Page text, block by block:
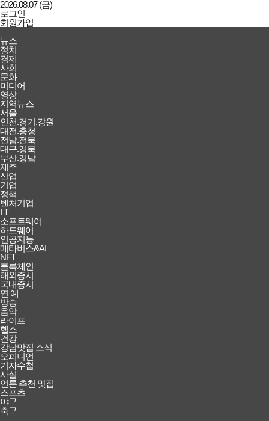
2026.08.07 (금)
로그인
회원가입
전체메뉴
열기/
닫기
뉴스
정치
경제
사회
문화
미디어
영상
지역뉴스
서울
인천.경기,강원
대전.충청
전남.전북
대구.경북
부산.경남
제주
산업
기업
정책
벤처기업
I T
소프트웨어
하드웨어
인공지능
메타버스&AI
NFT
블록체인
해외증시
국내증시
연 예
방송
음악
라이프
헬스
건강
강남맛집 소식
오피니언
기자수첩
사설
언론 추천 맛집
스포츠
야구
축구